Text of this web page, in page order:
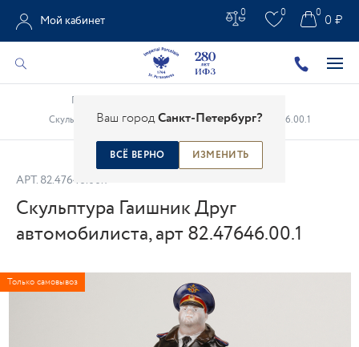
Ваш городСанкт-Петербург?
ВСЁ ВЕРНО ИЗМЕНИТЬ
Мой кабинет
0 0 0 ₽
0
Главная
Скульптура Гаишник Друг автомобилиста, арт 82.47646.00.1
АРТ. 82.47646.00.1
Скульптура Гаишник Друг
автомобилиста, арт 82.47646.00.1
Только самовывоз